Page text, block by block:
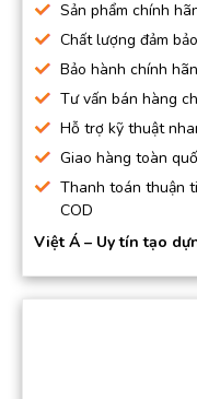
Sản phẩm chính
Chất lượng đảm bảo
Bảo hành chính
Tư vấn bán hàng
Hỗ trợ kỹ thuật
Giao hàng toàn
Thanh toán thuận
COD
Việt Á – Uy tín tạo